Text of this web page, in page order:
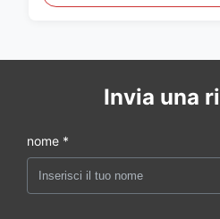
Invia una
nome *